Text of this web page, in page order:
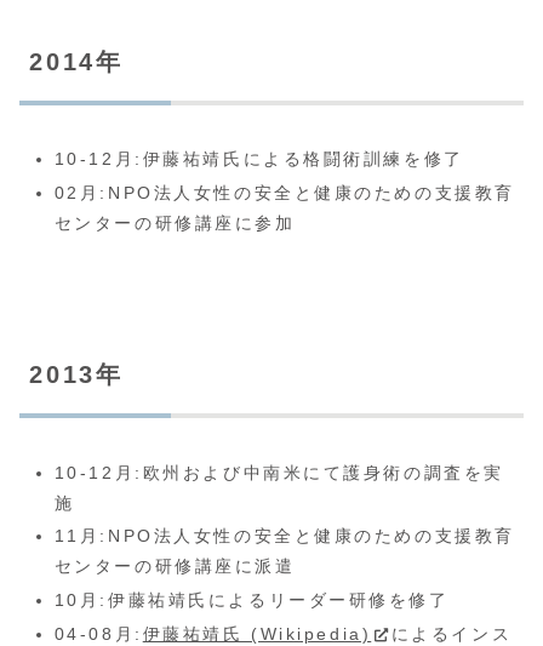
2014年
10-12月:伊藤祐靖氏による格闘術訓練を修了
02月:NPO法人女性の安全と健康のための支援教育
センターの研修講座に参加
2013年
10-12月:欧州および中南米にて護身術の調査を実
施
11月:NPO法人女性の安全と健康のための支援教育
センターの研修講座に派遣
10月:伊藤祐靖氏によるリーダー研修を修了
04-08月: 伊藤祐靖氏 (Wikipedia)
によるインス